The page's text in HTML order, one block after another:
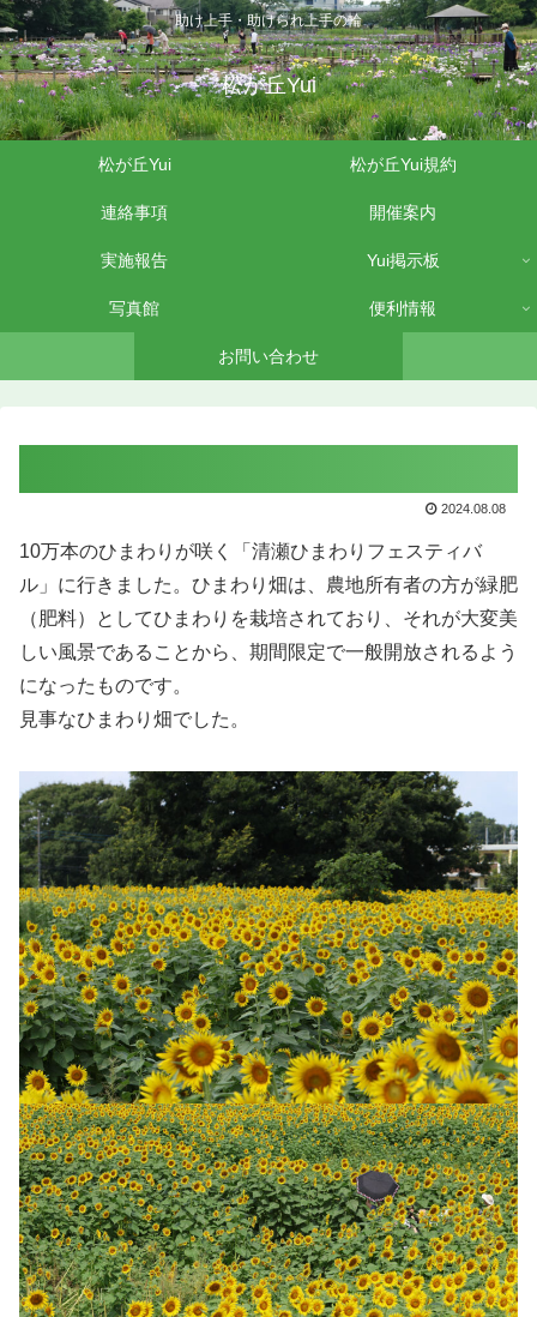
助け上手・助けられ上手の輪
松が丘Yui
松が丘Yui 松が丘Yui規約
連絡事項 開催案内
実施報告 Yui掲示板
写真館 便利情報
お問い合わせ
2024.08.08
10万本のひまわりが咲く「清瀬ひまわりフェスティバ
ル」に行きました。ひまわり畑は、農地所有者の方が緑肥
（肥料）としてひまわりを栽培されており、それが大変美
しい風景であることから、期間限定で一般開放されるよう
になったものです。
見事なひまわり畑でした。